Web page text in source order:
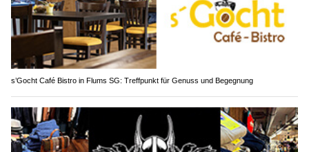
s’Gocht Café Bistro in Flums SG: Treffpunkt für Genuss und Begegnung